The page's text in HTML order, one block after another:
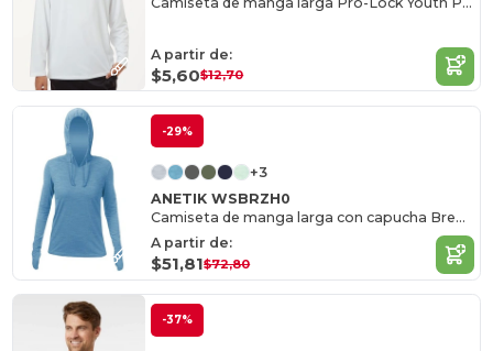
A partir de:
$5,60$12,70
-29%
+3
ANETIK WSBRZH0
Camiseta de manga larga con capucha Breeze Tech, mujer
A partir de:
$51,81$72,80
-37%